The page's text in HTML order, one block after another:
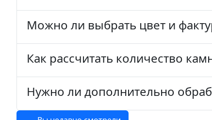
Можно ли выбрать цвет и
Как рассчитать количество
Нужно ли дополнительно